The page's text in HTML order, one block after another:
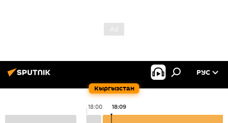
Кыргызстан
РУС
18:00 18:09